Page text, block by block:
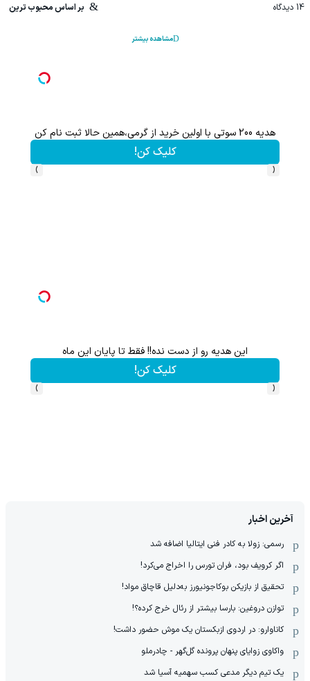
14 دیدگاه بر اساس محبوب ترین
مشاهده بیشتر
هدیه 200 سوتی با اولین خرید از گرمی،همین حالا ثبت نام کن
کلیک کن!
‹
›
این هدیه رو از دست نده!! فقط تا پایان این ماه
کلیک کن!
‹
›
آخرین اخبار
رسمی: زولا به کادر فنی ایتالیا اضافه شد
اگر کرویف بود، فران تورس را اخراج می‌کرد!
تحقیق از بازیکن بوکاجونیورز به‌دلیل قاچاق مواد!
توازن دروغین: بارسا بیشتر از رئال خرج کرده؟!
کاناوارو: در اردوی ازبکستان یک موش حضور داشت!
واکاوی زوایای پنهان پرونده گل‌گهر - چادرملو
یک تیم دیگر مدعی کسب سهمیه آسیا شد